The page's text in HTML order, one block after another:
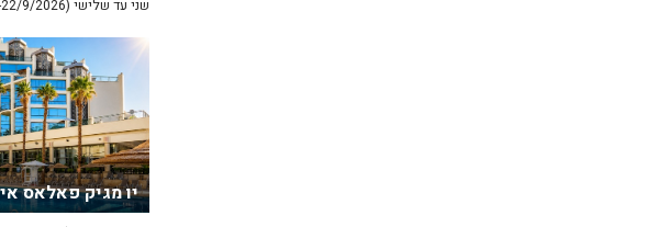
שני עד שלישי (21-22/9/2026)
יו מגיק פאלאס